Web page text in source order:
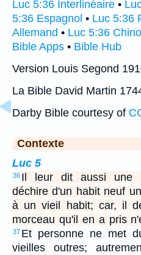
Luc 5:36 Interlinéaire •
5:36 Espagnol • Luc 5:36
Allemand • Luc 5:36
Bible Apps • Bible Hub
Version Louis Segond
La Bible David Martin
Darby Bible courtesy of
Contexte
Luc 5
36 Il leur dit aussi une
déchire d'un habit neuf
à un vieil habit; car, il
morceau qu'il en a pris
37 Et personne ne met
vieilles outres;